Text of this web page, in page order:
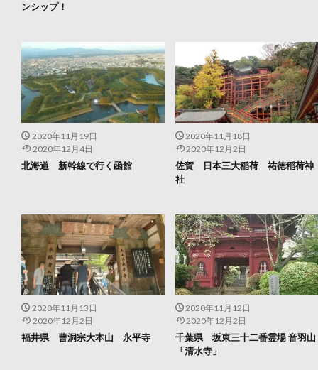
ンシップ！
2020年11月19日
2020年12月4日
北海道 新幹線で行く函館
2020年11月18日
2020年12月2日
佐賀 日本三大稲荷 祐徳稲荷神
社
2020年11月13日
2020年12月2日
福井県 曹洞宗大本山 永平寺
2020年11月12日
2020年12月2日
千葉県 坂東三十二番霊場 音羽山
「清水寺」